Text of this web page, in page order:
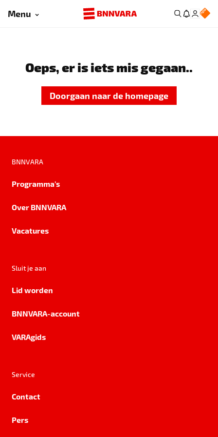
Menu
Oeps, er is iets mis gegaan..
Doorgaan naar de homepage
BNNVARA
Programma's
Over BNNVARA
Vacatures
Sluit je aan
Lid worden
BNNVARA-account
VARAgids
Service
Contact
Pers